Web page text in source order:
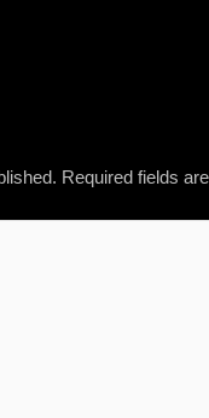
Required fields